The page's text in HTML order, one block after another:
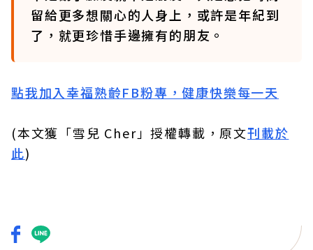
留給更多想關心的人身上，或許是年紀到
了，就更珍惜手邊擁有的朋友。
點我加入幸福熟齡FB粉專，健康快樂每一天
(本文獲「雪兒 Cher」授權轉載，原文刊載於
此)